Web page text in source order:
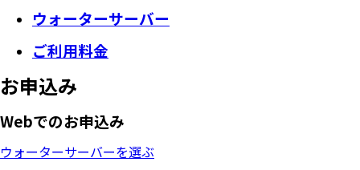
ウォーターサーバー
ご利用料金
お申込み
Webでのお申込み
ウォーターサーバーを選ぶ